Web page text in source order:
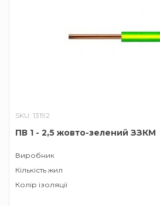
SKU: 13192
ПВ 1 - 2,5 жовто-зелений ЗЗКМ
Виробник
Кількість жил
Колір ізоляції